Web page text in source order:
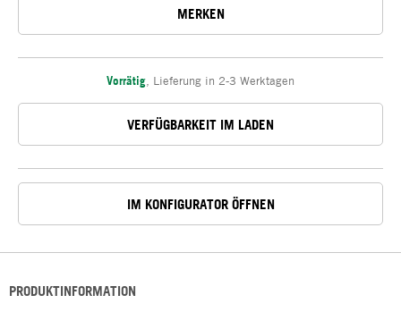
MERKEN
Vorrätig Lieferung in 2-3 Werktagen
VERFÜGBARKEIT IM LADEN
IM KONFIGURATOR ÖFFNEN
PRODUKTINFORMATION